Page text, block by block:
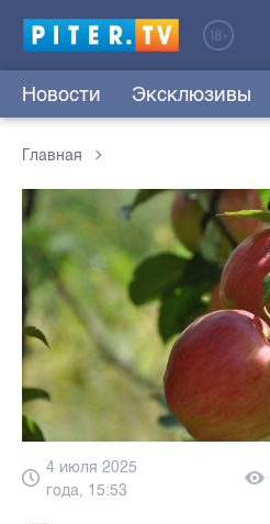
Новости Эксклюзивы
Главная
4 июля 2025
года, 15:53